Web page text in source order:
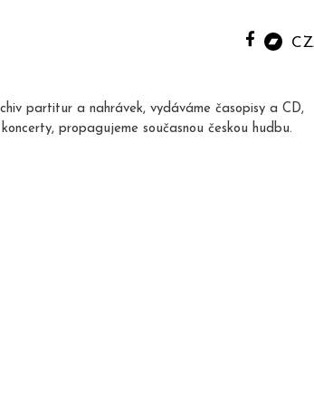
CZ
partitur a nahrávek, vydáváme časopisy a CD,
propagujeme současnou českou hudbu.